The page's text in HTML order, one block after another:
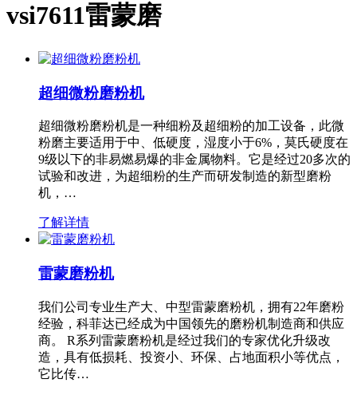
vsi7611雷蒙磨
超细微粉磨粉机
超细微粉磨粉机是一种细粉及超细粉的加工设备，此微
粉磨主要适用于中、低硬度，湿度小于6%，莫氏硬度在
9级以下的非易燃易爆的非金属物料。它是经过20多次的
试验和改进，为超细粉的生产而研发制造的新型磨粉
机，…
了解详情
雷蒙磨粉机
我们公司专业生产大、中型雷蒙磨粉机，拥有22年磨粉
经验，科菲达已经成为中国领先的磨粉机制造商和供应
商。 R系列雷蒙磨粉机是经过我们的专家优化升级改
造，具有低损耗、投资小、环保、占地面积小等优点，
它比传…